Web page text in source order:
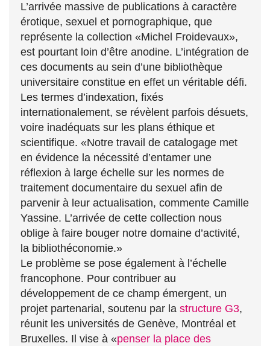
L’arrivée massive de publications à caractère
érotique, sexuel et pornographique, que
représente la collection «Michel Froidevaux»,
est pourtant loin d’être anodine. L’intégration de
ces documents au sein d’une bibliothèque
universitaire constitue en effet un véritable défi.
Les termes d’indexation, fixés
internationalement, se révèlent parfois désuets,
voire inadéquats sur les plans éthique et
scientifique. «Notre travail de catalogage met
en évidence la nécessité d’entamer une
réflexion à large échelle sur les normes de
traitement documentaire du sexuel afin de
parvenir à leur actualisation, commente Camille
Yassine. L’arrivée de cette collection nous
oblige à faire bouger notre domaine d’activité,
la bibliothéconomie.»
Le problème se pose également à l’échelle
francophone. Pour contribuer au
développement de ce champ émergent, un
projet partenarial, soutenu par la structure G3,
réunit les universités de Genève, Montréal et
Bruxelles. Il vise à «penser la place des